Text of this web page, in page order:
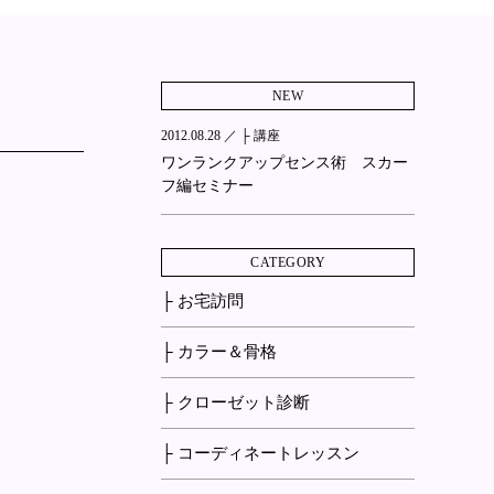
NEW
2012.08.28 ／ ├ 講座
ワンランクアップセンス術 スカー
フ編セミナー
CATEGORY
├ お宅訪問
├ カラー＆骨格
├ クローゼット診断
├ コーディネートレッスン